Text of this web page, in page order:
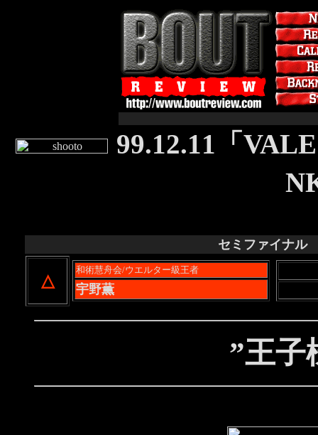
99.12.11「
セミファイナル
△
和術慧舟会/ウエルター級王者
宇野薫
”王子